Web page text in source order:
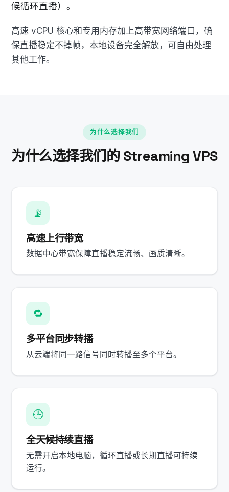
候循环直播）。
高速 vCPU 核心和专用内存加上高带宽网络端口，确
保直播稳定不掉帧，本地设备完全解放，可自由处理
其他工作。
为什么选择我们
为什么选择我们的 Streaming VPS
📡
高速上行带宽
数据中心带宽保障直播稳定流畅、画质清晰。
🔁
多平台同步转播
从云端将同一路信号同时转播至多个平台。
🕒
全天候持续直播
无需开启本地电脑，循环直播或长期直播可持续
运行。